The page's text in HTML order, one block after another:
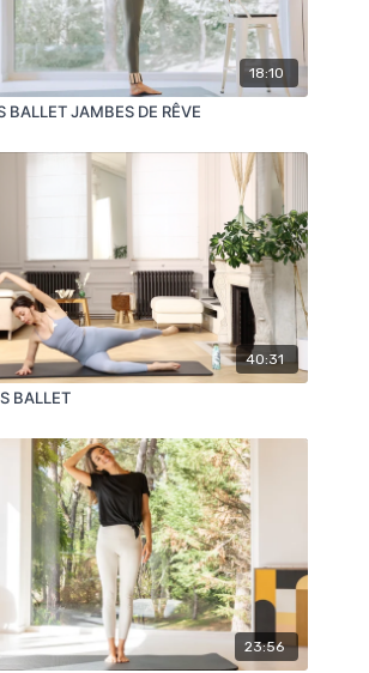
18:10
BALLET JAMBES DE RÊVE
40:31
BALLET
23:56